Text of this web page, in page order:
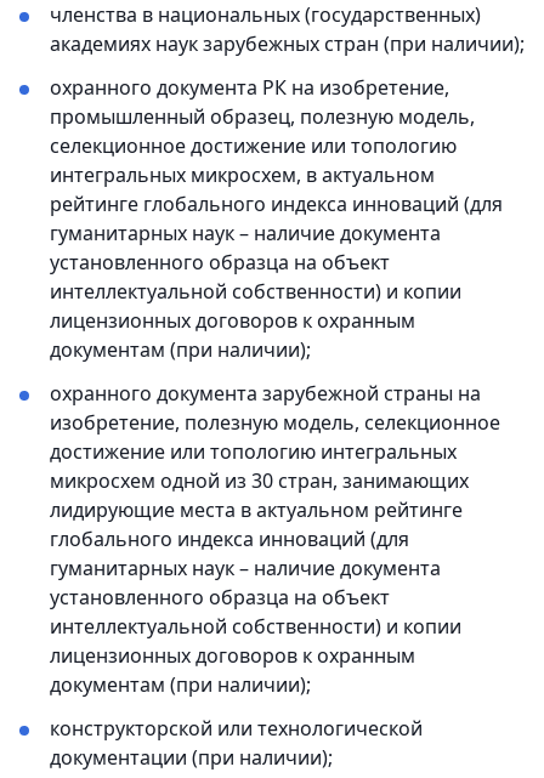
членства в национальных (государственных)
академиях наук зарубежных стран (при наличии);
охранного документа РК на изобретение,
промышленный образец, полезную модель,
селекционное достижение или топологию
интегральных микросхем, в актуальном
рейтинге глобального индекса инноваций (для
гуманитарных наук – наличие документа
установленного образца на объект
интеллектуальной собственности) и копии
лицензионных договоров к охранным
документам (при наличии);
охранного документа зарубежной страны на
изобретение, полезную модель, селекционное
достижение или топологию интегральных
микросхем одной из 30 стран, занимающих
лидирующие места в актуальном рейтинге
глобального индекса инноваций (для
гуманитарных наук – наличие документа
установленного образца на объект
интеллектуальной собственности) и копии
лицензионных договоров к охранным
документам (при наличии);
конструкторской или технологической
документации (при наличии);